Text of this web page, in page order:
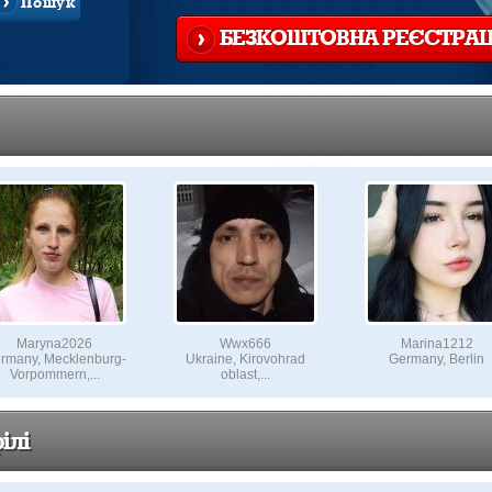
Пошук
БЕЗКОШТОВНА
Maryna2026
Mecklenburg-
Vorpommern,...
Wwx666
Ukraine, Kirovohrad
oblast,...
Marina1212
Germany, Berlin